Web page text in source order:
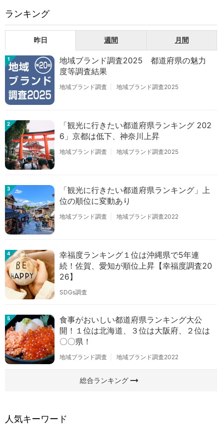
ランキング
昨日 週間 月間
1
地域ブランド調査2025 都道府県の魅力
度等調査結果
地域ブランド調査 地域ブランド調査2025
2
「観光に行きたい都道府県ランキング 202
6」京都は低下、神奈川上昇
地域ブランド調査 地域ブランド調査2025
3
「観光に行きたい都道府県ランキング」上
位の順位に変動あり
地域ブランド調査 地域ブランド調査2022
4
幸福度ランキング１位は沖縄県で5年連
続！佐賀、愛知が順位上昇【幸福度調査20
26】
SDGs調査
5
食事がおいしい都道府県ランキング大公
開！１位は北海道、３位は大阪府、２位は
〇〇県！
地域ブランド調査 地域ブランド調査2022
総合ランキングarrow_right_alt
人気キーワード